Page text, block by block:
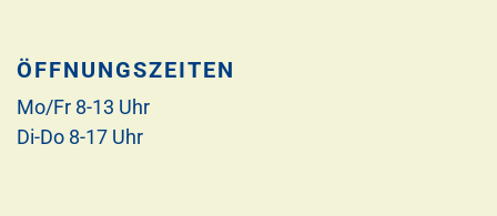
ÖFFNUNGSZEITEN
Mo/Fr 8-13 Uhr
Di-Do 8-17 Uhr